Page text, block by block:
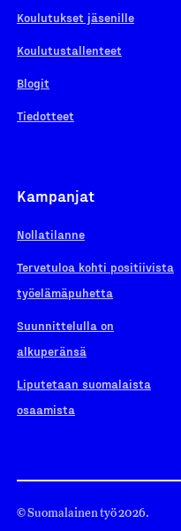
Koulutukset jäsenille
Koulutustallenteet
Blogit
Tiedotteet
Kampanjat
Nollatilanne
Tervetuloa kohti positiivista
työelämäpuhetta
Suunnittelulla on
alkuperänsä
Liputetaan suomalaista
osaamista
© Suomalainen työ 2026.